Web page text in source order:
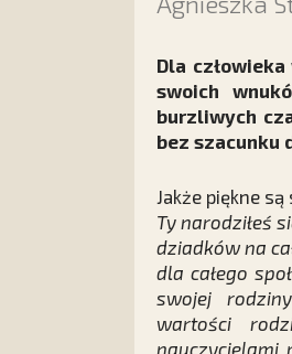
Dla
swoich
burzliwych
bez szacunku
Jakże piękne
Ty narodziłeś
dziadków na
dla całego
swojej
wartości
nauczycielami